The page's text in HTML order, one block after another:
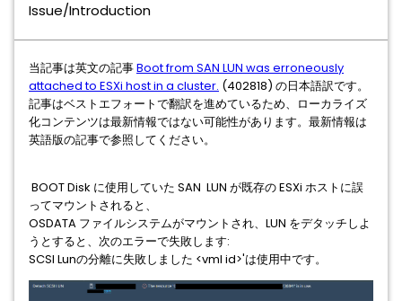
Issue/Introduction
当記事は英文の記事Boot from SAN LUN was erroneously
attached to ESXi host in a cluster. (402818) の日本語訳です。
記事はベストエフォートで翻訳を進めているため、ローカライズ
化コンテンツは最新情報ではない可能性があります。最新情報は
英語版の記事で参照してください。
BOOT Disk に使用していた SAN LUN が既存の ESXi ホストに誤
ってマウントされると、
OSDATA ファイルシステムがマウントされ、LUN をデタッチしよ
うとすると、次のエラーで失敗します:
SCSI Lunの分離に失敗しました <vml id>'は使用中です。